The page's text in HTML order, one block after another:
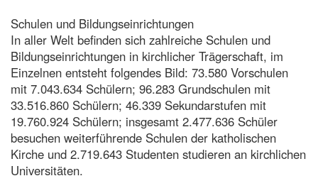
Schulen und Bildungseinrichtungen
In aller Welt befinden sich zahlreiche Schulen und
Bildungseinrichtungen in kirchlicher Trägerschaft, im
Einzelnen entsteht folgendes Bild: 73.580 Vorschulen
mit 7.043.634 Schülern; 96.283 Grundschulen mit
33.516.860 Schülern; 46.339 Sekundarstufen mit
19.760.924 Schülern; insgesamt 2.477.636 Schüler
besuchen weiterführende Schulen der katholischen
Kirche und 2.719.643 Studenten studieren an kirchlichen
Universitäten.